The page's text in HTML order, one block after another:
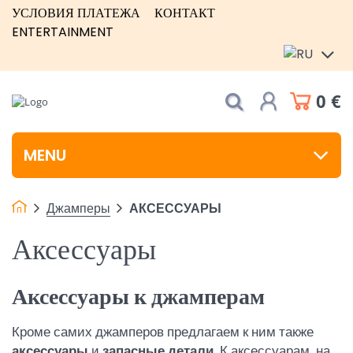
УСЛОВИЯ ПЛАТЕЖА
КОНТАКТ
ENTERTAINMENT
0 €
MENU
Джамперы АКСЕССУАРЫ
Аксессуары
Аксессуары к джамперам
Кроме самих джамперов предлагаем к ним также